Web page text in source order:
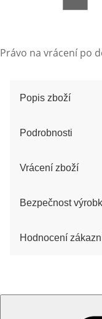
Právo na vrácení po
Popis zboží
Podrobnosti
Vrácení zboží
Bezpečnost
Hodnocení